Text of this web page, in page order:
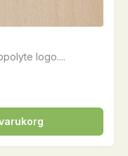
logo....